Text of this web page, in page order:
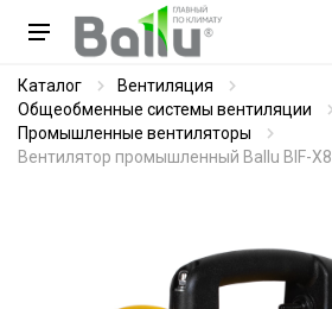
Каталог
Вентиляция
Общеобменные системы вентиляции
Промышленные вентиляторы
Вентилятор промышленный Ballu BIF-X8